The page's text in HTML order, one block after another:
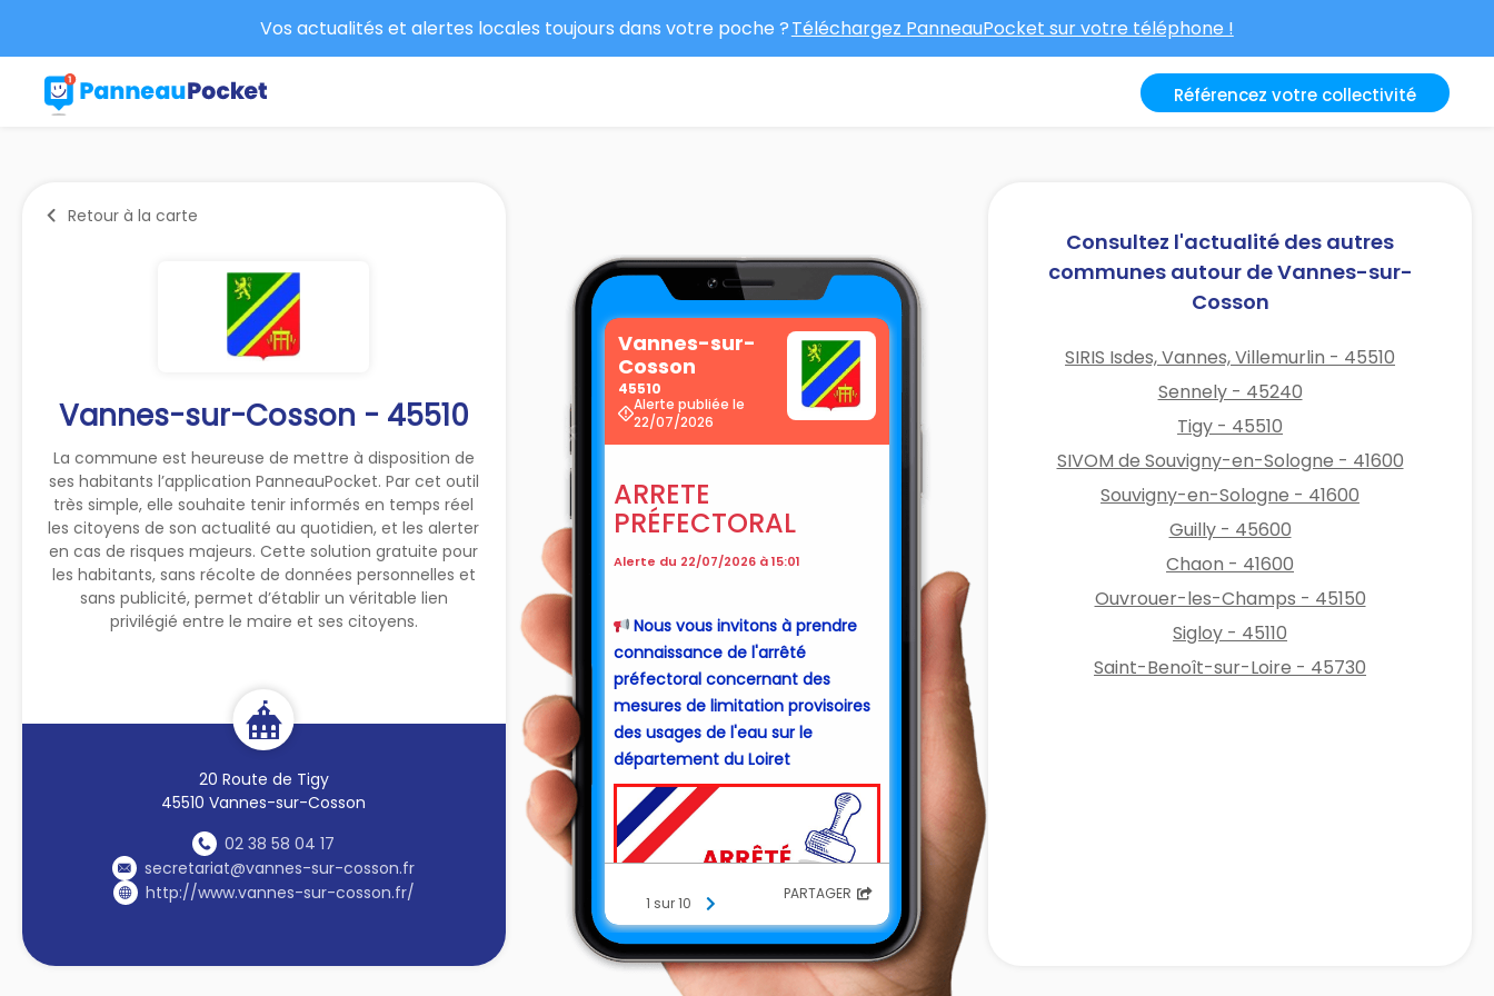
Vos actualités et alertes locales toujours dans votre poche ?Téléchargez PanneauPocket sur votre téléphone !
Référencez votre collectivité
Retour à la carte
Vannes-sur-Cosson - 45510
La commune est heureuse de mettre à disposition de
ses habitants l’application PanneauPocket. Par cet outil
très simple, elle souhaite tenir informés en temps réel
les citoyens de son actualité au quotidien, et les alerter
en cas de risques majeurs. Cette solution gratuite pour
les habitants, sans récolte de données personnelles et
sans publicité, permet d’établir un véritable lien
privilégié entre le maire et ses citoyens.
20 Route de Tigy
45510 Vannes-sur-Cosson
02 38 58 04 17
secretariat@vannes-sur-cosson.fr
http://www.vannes-sur-cosson.fr/
Vannes-sur-
Cosson
45510
Alerte publiée le
22/07/2026
ARRETE
PRÉFECTORAL
Alerte du 22/07/2026 à 15:01
📢Nous vous invitons à prendre
connaissance de l'arrêté
préfectoral concernant des
mesures de limitation provisoires
des usages de l'eau sur le
département du Loiret
1 sur 10 PARTAGER
Consultez l'actualité des autres
communes autour de Vannes-sur-
Cosson
SIRIS Isdes, Vannes, Villemurlin - 45510
Sennely - 45240
Tigy - 45510
SIVOM de Souvigny-en-Sologne - 41600
Souvigny-en-Sologne - 41600
Guilly - 45600
Chaon - 41600
Ouvrouer-les-Champs - 45150
Sigloy - 45110
Saint-Benoît-sur-Loire - 45730